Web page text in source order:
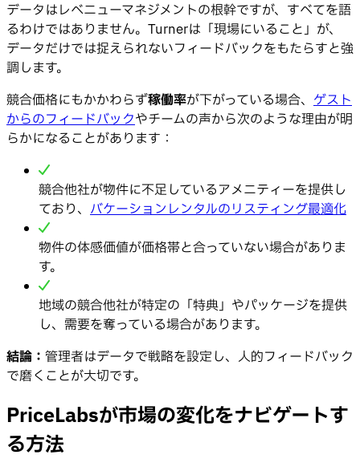
データはレベニューマネジメントの根幹ですが、すべてを語
るわけではありません。Turnerは「現場にいること」が、
データだけでは捉えられないフィードバックをもたらすと強
調します。
競合価格にもかかわらず稼働率が下がっている場合、 ゲスト
からのフィードバックやチームの声から次のような理由が明
らかになることがあります：
競合他社が物件に不足しているアメニティーを提供し
ており、 バケーションレンタルのリスティング最適化
物件の体感価値が価格帯と合っていない場合がありま
す。
地域の競合他社が特定の「特典」やパッケージを提供
し、需要を奪っている場合があります。
結論： 管理者はデータで戦略を設定し、人的フィードバック
で磨くことが大切です。
PriceLabsが市場の変化をナビゲートす
る方法